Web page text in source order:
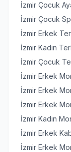
İzmir Çocuk
İzmir Çocuk
İzmir Erkek
İzmir Kadın
İzmir Çocuk
İzmir Erkek
İzmir Erkek
İzmir Erkek
İzmir Kadın
İzmir Erkek
İzmir Erkek